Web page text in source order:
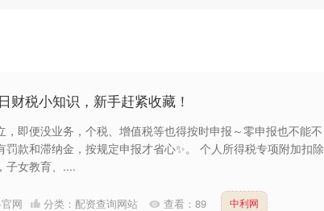
财税小知识，新手赶紧收藏！
，即便没业务，个税、增值税等也得按时申报～零申报也不能不
罚款和滞纳金，按规定申报才省心✨。 个人所得税专项附加扣除
子女教育、....
网 分类： 配资查询网站 查看： 89 中利网